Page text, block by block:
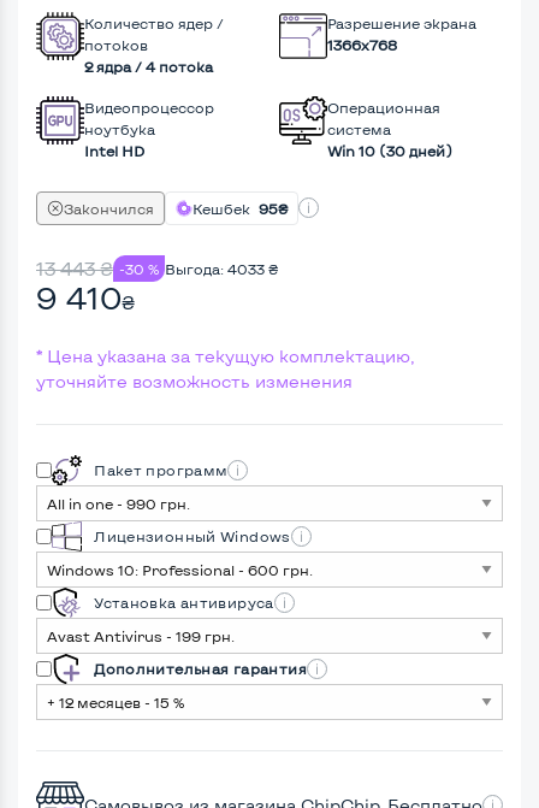
Количество ядер /
потоков
2 ядра / 4 потока
Разрешение экрана
1366x768
Видеопроцессор
ноутбука
Intel HD
Операционная
система
Win 10 (30 дней)
Закончился Кешбек 95₴
13 443₴ -30 % Выгода: 4033 ₴
9 410₴
* Цена указана за текущую комплектацию,
уточняйте возможность изменения
Пакет программ
Лицензионный Windows
Установка антивируса
Дополнительная гарантия